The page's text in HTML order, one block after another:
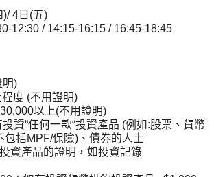
)/ 4日(五)
12:30 / 14:15-16:15 / 16:45-18:45
明)
度 (不用證明)
以上(不用證明)
資“任何一款“投資產品 (例如:股票、貨幣
包括MPF/保險)、債券的人士
資產品的證明，如投資記錄